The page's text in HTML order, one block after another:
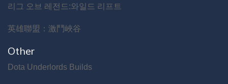
리그 오브 레전드:와일드 리프트
英雄聯盟：激鬥峽谷
Other
Dota Underlords Builds